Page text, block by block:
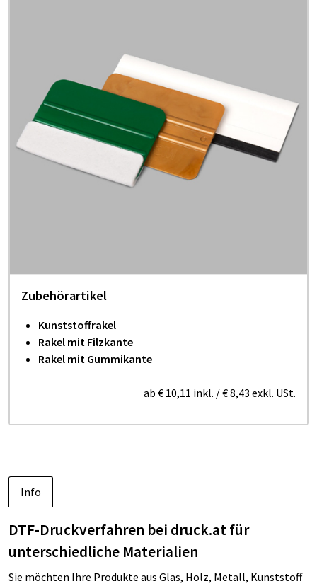
Zubehörartikel
Kunststoffrakel
Rakel mit Filzkante
Rakel mit Gummikante
ab € 10,11 inkl. /€ 8,43 exkl. USt.
Info
DTF-Druckverfahren bei druck.at für
unterschiedliche Materialien
Sie möchten Ihre Produkte aus Glas, Holz, Metall, Kunststoff